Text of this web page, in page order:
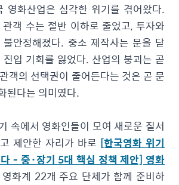
영화산업은 심각한 위기를 겪어왔다.
객 수는 절반 이하로 줄었고, 투자와
안정해졌다. 중소 제작사는 문을 닫
입 기회를 잃었다. 산업의 붕괴는 곧
객의 선택권이 줄어든다는 것은 곧 문
된다는 의미였다.
속에서 영화인들이 모여 새로운 질서
제안한 자리가 바로 [한국영화 위기
- 중·장기 5대 핵심 정책 제안] 영화
화계 22개 주요 단체가 함께 준비하